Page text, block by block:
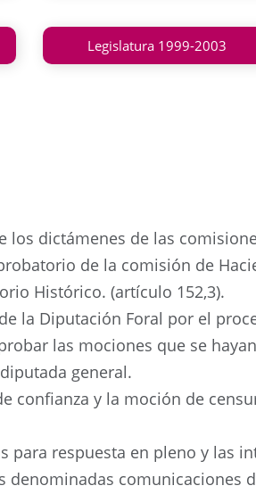
Legislatura 1999-2003
los dictámenes de las
de la comisión de
Histórico. (artículo 152,3).
la Diputación Foral por el
las mociones que se
general.
confianza y la moción de
para respuesta en pleno y las
denominadas comunicaciones